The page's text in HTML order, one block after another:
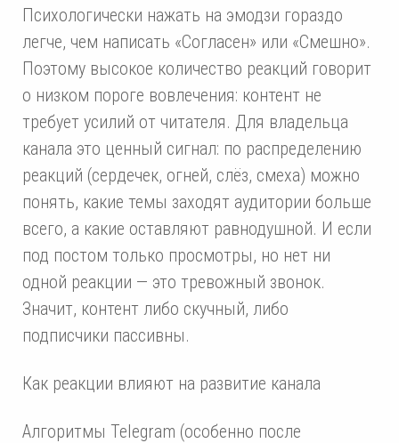
Психологически нажать на эмодзи гораздо
легче, чем написать «Согласен» или «Смешно».
Поэтому высокое количество реакций говорит
о низком пороге вовлечения: контент не
требует усилий от читателя. Для владельца
канала это ценный сигнал: по распределению
реакций (сердечек, огней, слёз, смеха) можно
понять, какие темы заходят аудитории больше
всего, а какие оставляют равнодушной. И если
под постом только просмотры, но нет ни
одной реакции — это тревожный звонок.
Значит, контент либо скучный, либо
подписчики пассивны.
Как реакции влияют на развитие канала
Алгоритмы Telegram (особенно после